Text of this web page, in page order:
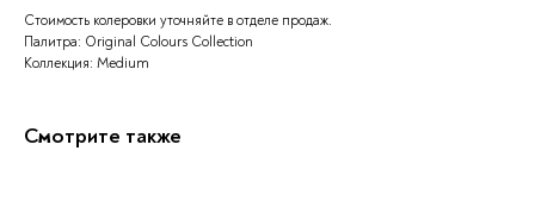
Стоимость колеровки уточняйте в отделе продаж.
Палитра: Original Colours Collection
Коллекция: Medium
Смотрите также